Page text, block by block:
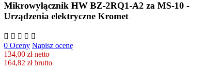
Mikrowyłącznik HW BZ-2RQ1-A2 za MS-10 -
Urządzenia elektryczne Kromet
0 Oceny Napisz ocenę
134,00 zł netto
164,82 zł brutto